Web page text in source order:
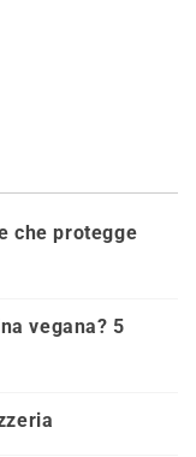
che protegge
vegana? 5